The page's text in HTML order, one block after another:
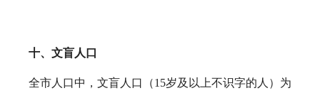
十、文盲人口
全市人口中，文盲人口（15岁及以上不识字的人）为